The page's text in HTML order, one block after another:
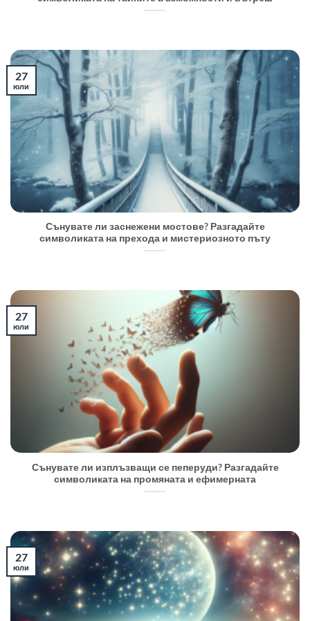
Сънувате ли заснежени мостове? Разгадайте
символиката на прехода и мистериозното пъту
27
юли
Сънувате ли изплъзващи се пеперуди? Разгадайте
символиката на промяната и ефимерната
27
юли
27
юли